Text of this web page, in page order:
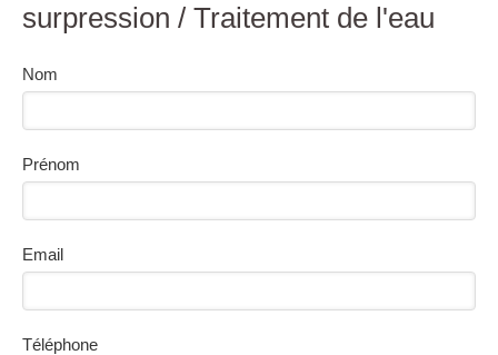
surpression / Traitement de l'eau
Nom
Prénom
Email
Téléphone